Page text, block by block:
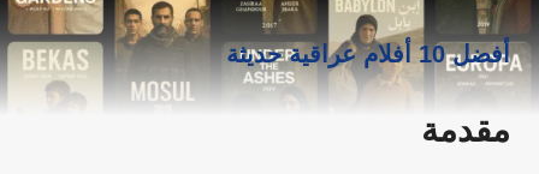
أفضل 10 أفلام عراقية حديثة
مقدمة